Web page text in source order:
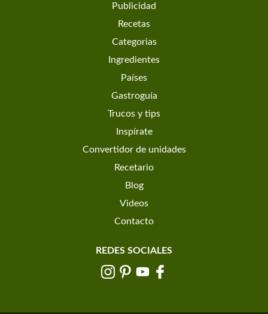
Publicidad
Recetas
Categorias
Ingredientes
Países
Gastroguía
Trucos y tips
Inspírate
Convertidor de unidades
Recetario
Blog
Videos
Contacto
REDES SOCIALES